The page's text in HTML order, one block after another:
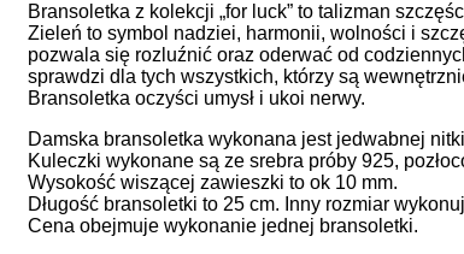
Bransoletka z kolekcji „for luck” to talizman
Zieleń to symbol nadziei, harmonii, wolności i
pozwala się rozluźnić oraz oderwać od
sprawdzi dla tych wszystkich, którzy są
Bransoletka oczyści umysł i ukoi nerwy.
Damska bransoletka wykonana jest jedwabnej
Kuleczki wykonane są ze srebra próby 925,
Wysokość wiszącej zawieszki to ok 10 mm.
Długość bransoletki to 25 cm. Inny rozmiar
Cena obejmuje wykonanie jednej bransoletki.